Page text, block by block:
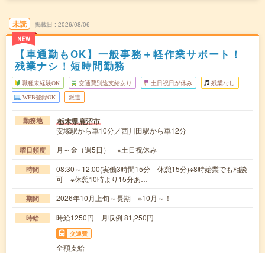
未読
NEW
掲載日 2026/08/06
【車通勤もOK】一般事務＋軽作業サポート！
残業ナシ！短時間勤務
職種未経験OK 交通費別途支給あり 土日祝日が休み 残業なし
WEB登録OK 派遣
勤務地 栃木県鹿沼市
安塚駅から車10分／西川田駅から車12分
曜日頻度 月～金（週5日） ※土日祝休み
時間
08:30～12:00(実働3時間15分 休憩15分)※8時始業でも相談
可 ※休憩10時より15分あ…
期間 2026年10月上旬～長期 ※10月～！
時給 時給1250円 月収例 81,250円
交通費
全額支給